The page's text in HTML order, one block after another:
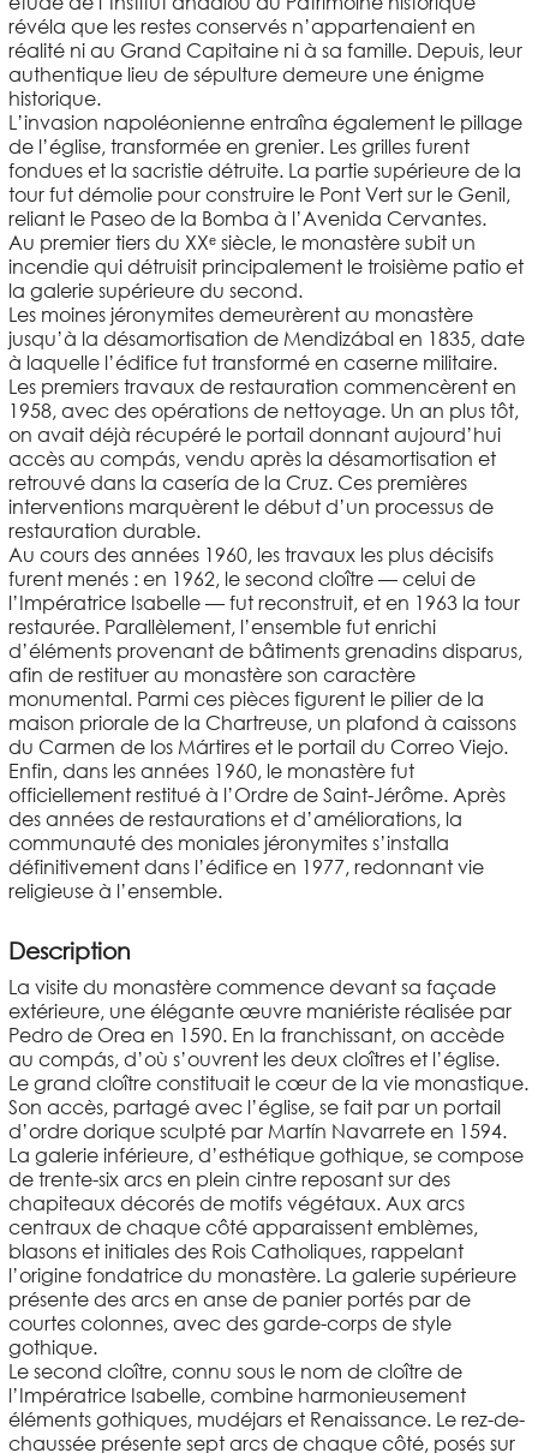
révéla que les restes conservés n’appartenaient en
réalité ni au Grand Capitaine ni à sa famille. Depuis, leur
authentique lieu de sépulture demeure une énigme
historique.
L’invasion napoléonienne entraîna également le pillage
de l’église, transformée en grenier. Les grilles furent
fondues et la sacristie détruite. La partie supérieure de la
tour fut démolie pour construire le Pont Vert sur le Genil,
reliant le Paseo de la Bomba à l’Avenida Cervantes.
Au premier tiers du XXᵉ siècle, le monastère subit un
incendie qui détruisit principalement le troisième patio et
la galerie supérieure du second.
Les moines jéronymites demeurèrent au monastère
jusqu’à la désamortisation de Mendizábal en 1835, date
à laquelle l’édifice fut transformé en caserne militaire.
Les premiers travaux de restauration commencèrent en
1958, avec des opérations de nettoyage. Un an plus tôt,
on avait déjà récupéré le portail donnant aujourd’hui
accès au compás, vendu après la désamortisation et
retrouvé dans la casería de la Cruz. Ces premières
interventions marquèrent le début d’un processus de
restauration durable.
Au cours des années 1960, les travaux les plus décisifs
furent menés : en 1962, le second cloître — celui de
l’Impératrice Isabelle — fut reconstruit, et en 1963 la tour
restaurée. Parallèlement, l’ensemble fut enrichi
d’éléments provenant de bâtiments grenadins disparus,
afin de restituer au monastère son caractère
monumental. Parmi ces pièces figurent le pilier de la
maison priorale de la Chartreuse, un plafond à caissons
du Carmen de los Mártires et le portail du Correo Viejo.
Enfin, dans les années 1960, le monastère fut
officiellement restitué à l’Ordre de Saint-Jérôme. Après
des années de restaurations et d’améliorations, la
communauté des moniales jéronymites s’installa
définitivement dans l’édifice en 1977, redonnant vie
religieuse à l’ensemble.
Description
La visite du monastère commence devant sa façade
extérieure, une élégante œuvre maniériste réalisée par
Pedro de Orea en 1590. En la franchissant, on accède
au compás, d’où s’ouvrent les deux cloîtres et l’église.
Le grand cloître constituait le cœur de la vie monastique.
Son accès, partagé avec l’église, se fait par un portail
d’ordre dorique sculpté par Martín Navarrete en 1594.
La galerie inférieure, d’esthétique gothique, se compose
de trente-six arcs en plein cintre reposant sur des
chapiteaux décorés de motifs végétaux. Aux arcs
centraux de chaque côté apparaissent emblèmes,
blasons et initiales des Rois Catholiques, rappelant
l’origine fondatrice du monastère. La galerie supérieure
présente des arcs en anse de panier portés par de
courtes colonnes, avec des garde-corps de style
gothique.
Le second cloître, connu sous le nom de cloître de
l’Impératrice Isabelle, combine harmonieusement
éléments gothiques, mudéjars et Renaissance. Le rez-de-
chaussée présente sept arcs de chaque côté, posés sur